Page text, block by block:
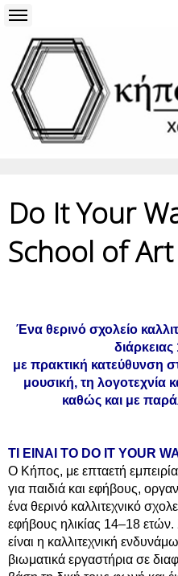
Do It Your
School of Art
Ένα θερινό σχολείο
με πρακτική κατεύθυνση
μουσική, τη λογοτεχνία
καθώς και με
ΤΙ ΕΙΝΑΙ ΤΟ DO IT YOUR
Ο Κήπος, με επταετή εμπειρία
για παιδιά και εφήβους,
ένα θερινό καλλιτεχνικό
εφήβους ηλικίας 14–18
είναι η καλλιτεχνική
βιωματικά εργαστήρια σε